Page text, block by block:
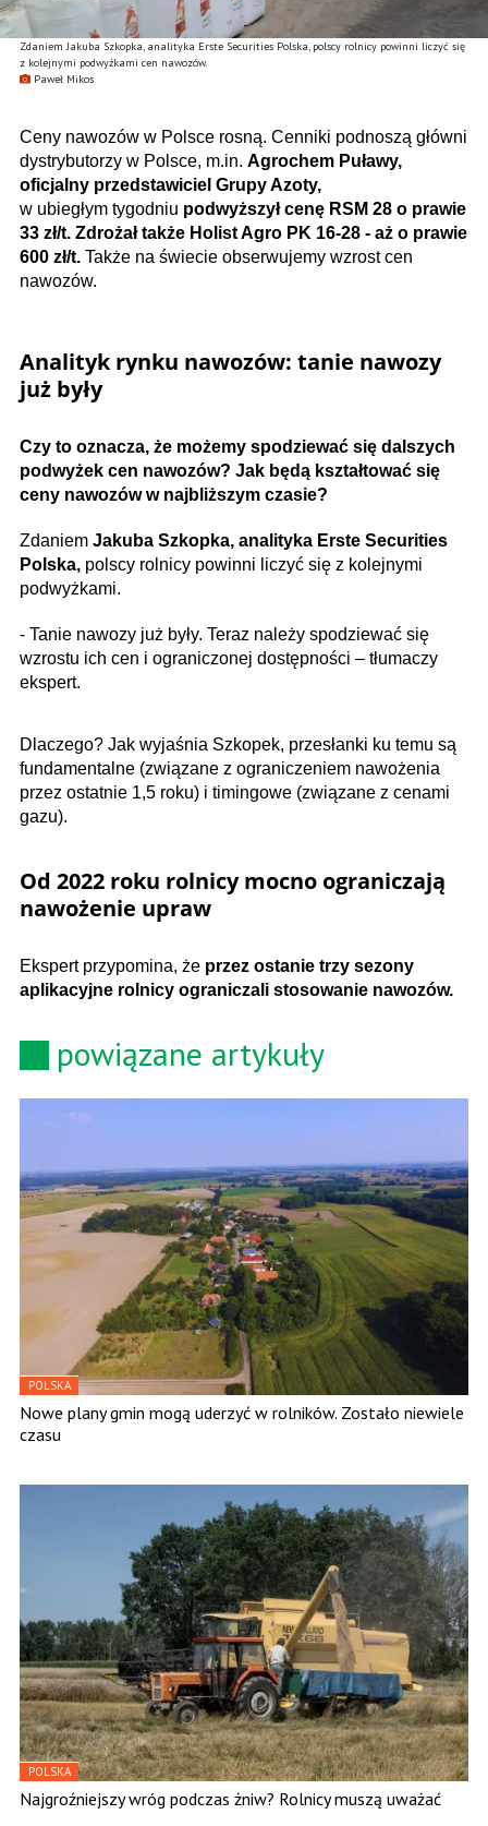
Zdaniem Jakuba Szkopka, analityka Erste Securities Polska, polscy rolnicy powinni liczyć się
z kolejnymi podwyżkami cen nawozów.
Paweł Mikos
Ceny nawozów w Polsce rosną. Cenniki podnoszą główni
dystrybutorzy w Polsce, m.in. Agrochem Puławy,
oficjalny przedstawiciel Grupy Azoty,
w ubiegłym tygodniu podwyższył cenę RSM 28 o prawie
33 zł/t. Zdrożał także Holist Agro PK 16-28 - aż o prawie
600 zł/t. Także na świecie obserwujemy wzrost cen
nawozów.
Analityk rynku nawozów: tanie nawozy
już były
Czy to oznacza, że możemy spodziewać się dalszych
podwyżek cen nawozów? Jak będą kształtować się
ceny nawozów w najbliższym czasie?
Zdaniem Jakuba Szkopka, analityka Erste Securities
Polska, polscy rolnicy powinni liczyć się z kolejnymi
podwyżkami.
- Tanie nawozy już były. Teraz należy spodziewać się
wzrostu ich cen i ograniczonej dostępności – tłumaczy
ekspert.
Dlaczego? Jak wyjaśnia Szkopek, przesłanki ku temu są
fundamentalne (związane z ograniczeniem nawożenia
przez ostatnie 1,5 roku) i timingowe (związane z cenami
gazu).
Od 2022 roku rolnicy mocno ograniczają
nawożenie upraw
Ekspert przypomina, że przez ostanie trzy sezony
aplikacyjne rolnicy ograniczali stosowanie nawozów.
powiązane artykuły
POLSKA
Nowe plany gmin mogą uderzyć w rolników. Zostało niewiele
czasu
POLSKA
Najgroźniejszy wróg podczas żniw? Rolnicy muszą uważać